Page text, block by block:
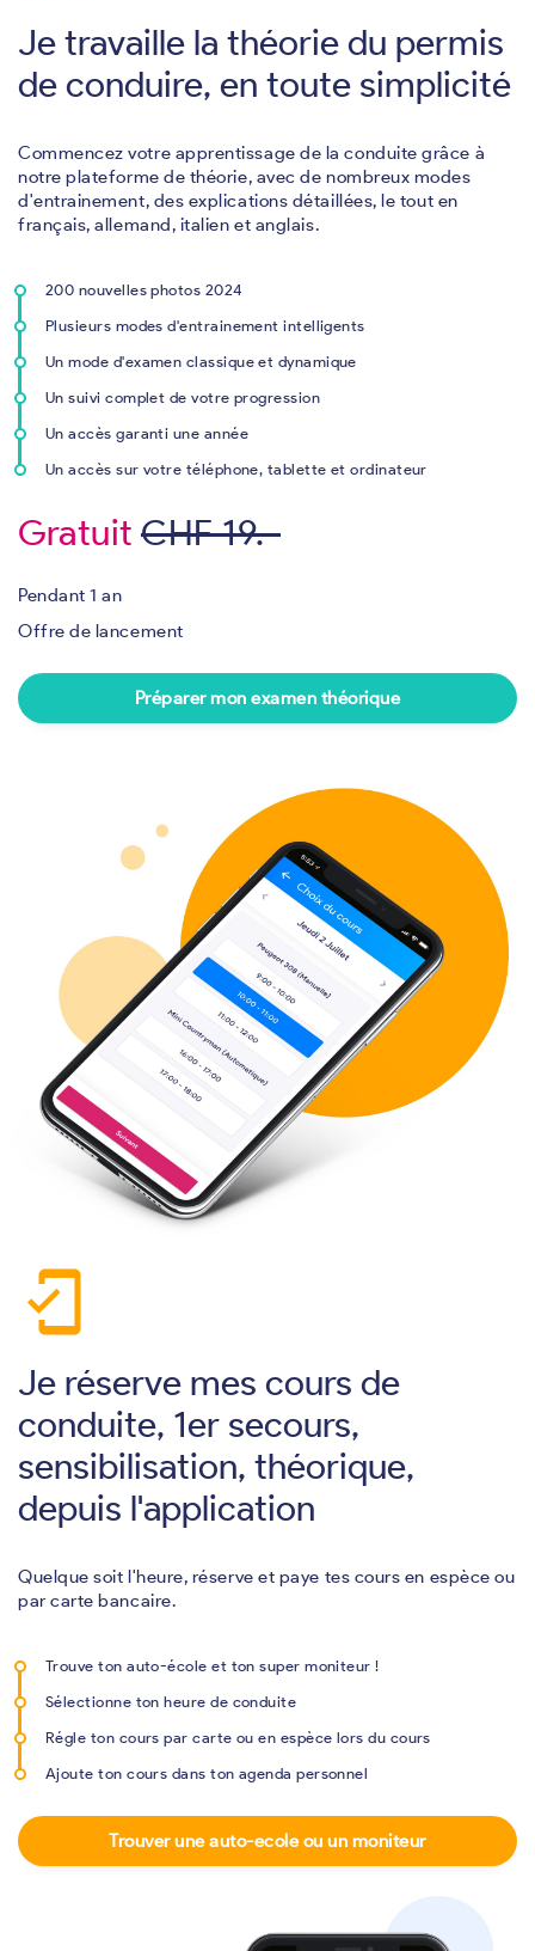
Je travaille la théorie du permis
de conduire, en toute simplicité
Commencez votre apprentissage de la conduite grâce à
notre plateforme de théorie, avec de nombreux modes
d'entrainement, des explications détaillées, le tout en
français, allemand, italien et anglais.
200 nouvelles photos 2024
Plusieurs modes d'entrainement intelligents
Un mode d'examen classique et dynamique
Un suivi complet de votre progression
Un accès garanti une année
Un accès sur votre téléphone, tablette et ordinateur
Gratuit CHF 19.-
Pendant 1 an
Offre de lancement
Préparer mon examen théorique
mobile_friendly
Je réserve mes cours de
conduite, 1er secours,
sensibilisation, théorique,
depuis l'application
Quelque soit l'heure, réserve et paye tes cours en espèce ou
par carte bancaire.
Trouve ton auto-école et ton super moniteur !
Sélectionne ton heure de conduite
Régle ton cours par carte ou en espèce lors du cours
Ajoute ton cours dans ton agenda personnel
Trouver une auto-ecole ou un moniteur